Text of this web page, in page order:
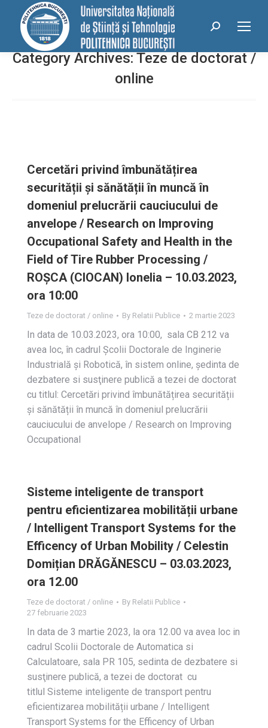
conținut
Search:
Category Archives: Teze de doctorat /
online
Cercetări privind îmbunătățirea
securității și sănătății în muncă în
domeniul prelucrării cauciucului de
anvelope / Research on Improving
Occupational Safety and Health in the
Field of Tire Rubber Processing /
ROȘCA (CIOCAN) Ionelia – 10.03.2023,
ora 10:00
Teze de doctorat / online By Relatii Publice 2 martie 2023
In data de 10.03.2023, ora 10:00, sala CB 212 va
avea loc, în cadrul Școlii Doctorale de Inginerie
Industrială și Robotică, în sistem online, ședinta de
dezbatere si susţinere publică a tezei de doctorat
cu titlul: Cercetări privind îmbunătățirea securității
și sănătății în muncă în domeniul prelucrării
cauciucului de anvelope / Research on Improving
Occupational
Sisteme inteligente de transport
pentru eficientizarea mobilității urbane
/ Intelligent Transport Systems for the
Efficency of Urban Mobility / Celestin
Domițian DRĂGĂNESCU – 03.03.2023,
ora 12.00
Teze de doctorat / online By Relatii Publice
27 februarie 2023
In data de 3 martie 2023, la ora 12.00 va avea loc in
cadrul Scolii Doctorale de Automatica si
Calculatoare, sala PR 105, sedinta de dezbatere si
susţinere publică, a tezei de doctorat cu
titlul Sisteme inteligente de transport pentru
eficientizarea mobilității urbane / Intelligent
Transport Systems for the Efficency of Urban